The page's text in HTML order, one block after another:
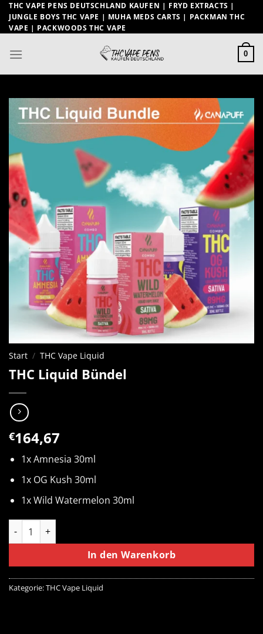
Zum
Inhalt
springen
THC VAPE PENS DEUTSCHLAND KAUFEN | FRYD EXTRACTS |
JUNGLE BOYS THC VAPE | MUHA MEDS CARTS | PACKMAN THC
VAPE | PACKWOODS THC VAPE
0
Start / THC Vape Liquid
THC Liquid Bündel
€164,67
1x Amnesia 30ml
1x OG Kush 30ml
1x Wild Watermelon 30ml
THC Liquid Bündel Menge
In den Warenkorb
Kategorie:THC Vape Liquid